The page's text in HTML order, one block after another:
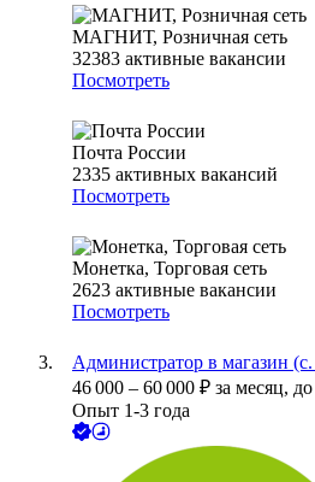
МАГНИТ, Розничная сеть
32383 активные вакансии
Посмотреть
Почта России
2335 активных вакансий
Посмотреть
Монетка, Торговая сеть
2623 активные вакансии
Посмотреть
Администратор в магазин
46 000 – 60 000 ₽ за месяц,
Опыт 1-3 года